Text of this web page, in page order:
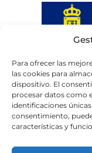
Para ofrecer las
las cookies para
dispositivo. El
procesar datos como
identificaciones
consentimiento,
características y
Web
Cabildo de Gran
Aviso